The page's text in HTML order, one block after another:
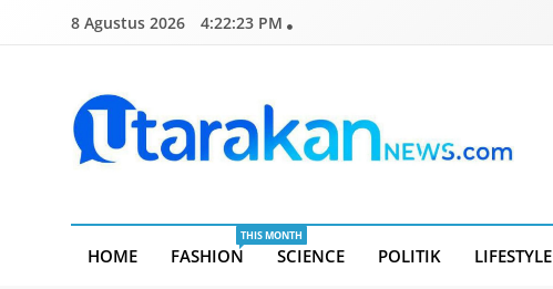
8 Agustus 2026 4:22:24 PM
HOME FASHION
THIS MONTH
SCIENCE POLITIK LIFESTYLE